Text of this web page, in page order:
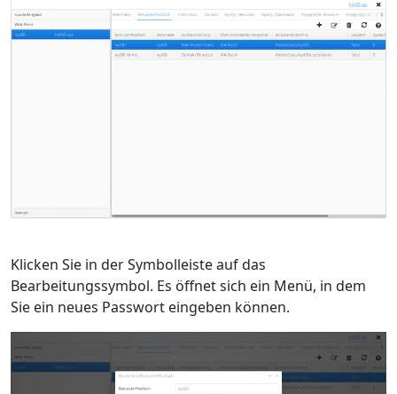
Klicken Sie in der Symbolleiste auf das
Bearbeitungssymbol. Es öffnet sich ein Menü, in dem
Sie ein neues Passwort eingeben können.